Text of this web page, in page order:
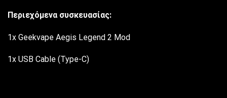
Περιεχόμενα συσκευασίας:
1x Geekvape Aegis Legend 2 Mod
1x USB Cable (Type-C)